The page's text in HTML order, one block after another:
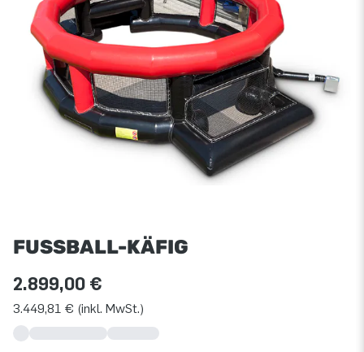
FUSSBALL-KÄFIG
2.899,00 €
3.449,81 € (inkl. MwSt.)